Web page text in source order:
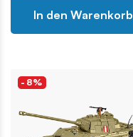
In den Warenkorb
-8%